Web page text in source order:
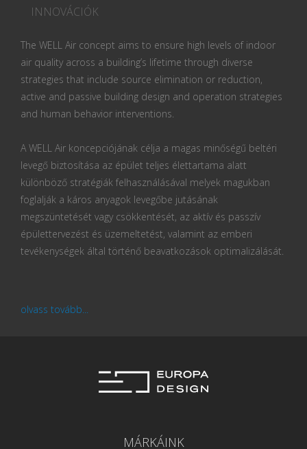
INNOVÁCIÓK
The WELL Air concept aims to ensure high levels of indoor
air quality across a building’s lifetime through diverse
strategies that include source elimination or reduction,
active and passive building design and operation strategies
and human behavior interventions.
A WELL Air koncepciójának célja a magas minőségű beltéri
levegő biztosítása az épület teljes élettartama alatt
különböző stratégiák felhasználásával melyek magukban
foglalják a káros anyagok levegőbe jutásának
megszüntetését vagy csökkentését, az aktív és passzív
épülettervezést és üzemeltetést, valamint az emberi
tevékenységek által történő beavatkozások optimalizálását.
olvass tovább...
MÁRKÁINK